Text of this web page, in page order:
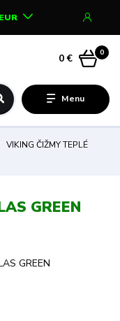
Menu
EUR
0
0 €
VIKING ČIŽMY TEPLÉ
GREEN